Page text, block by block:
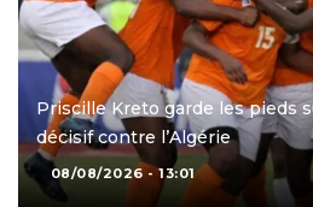
Priscille Kreto garde les pieds
décisif contre l’Algérie
08/08/2026 - 13:01